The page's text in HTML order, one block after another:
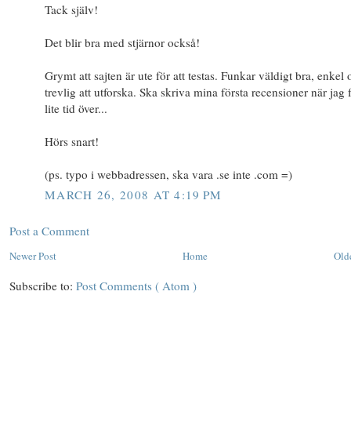
Tack själv!
Det blir bra med stjärnor också!
Grymt att sajten är ute för att testas. Funkar väldigt bra, enkel
trevlig att utforska. Ska skriva mina första recensioner när jag
lite tid över...
Hörs snart!
(ps. typo i webbadressen, ska vara .se inte .com =)
MARCH 26, 2008 AT 4:19 PM
Post a Comment
Newer Post Home
Subscribe to: Post Comments ( Atom )